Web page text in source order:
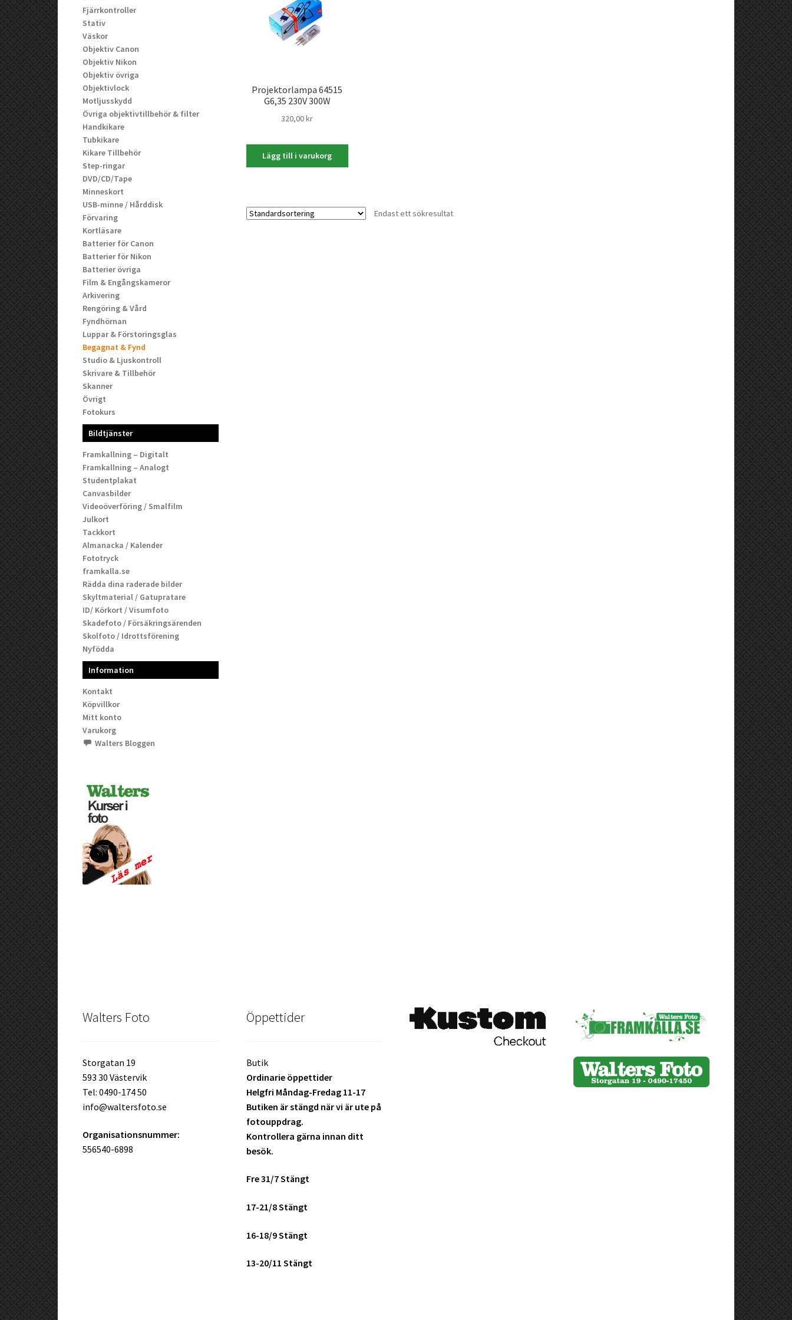
Projektorlampa 64515
G6,35 230V 300W
320,00kr
Lägg till i varukorg
Endast ett sökresultat
Fjärrkontroller
Stativ
Väskor
Objektiv Canon
Objektiv Nikon
Objektiv övriga
Objektivlock
Motljusskydd
Övriga objektivtillbehör & filter
Handkikare
Tubkikare
Kikare Tillbehör
Step-ringar
DVD/CD/Tape
Minneskort
USB-minne / Hårddisk
Förvaring
Kortläsare
Batterier för Canon
Batterier för Nikon
Batterier övriga
Film & Engångskameror
Arkivering
Rengöring & Vård
Fyndhörnan
Luppar & Förstoringsglas
Begagnat & Fynd
Studio & Ljuskontroll
Skrivare & Tillbehör
Skanner
Övrigt
Fotokurs
Bildtjänster
Framkallning – Digitalt
Framkallning – Analogt
Studentplakat
Canvasbilder
Videoöverföring / Smalfilm
Julkort
Tackkort
Almanacka / Kalender
Fototryck
framkalla.se
Rädda dina raderade bilder
Skyltmaterial / Gatupratare
ID/ Körkort / Visumfoto
Skadefoto / Försäkringsärenden
Skolfoto / Idrottsförening
Nyfödda
Information
Kontakt
Köpvillkor
Mitt konto
Varukorg
Walters Bloggen
Walters Foto
Storgatan 19
593 30 Västervik
Tel: 0490-174 50
info@waltersfoto.se
Organisationsnummer:
556540-6898
Öppettider
Butik
Ordinarie öppettider
Helgfri Måndag-Fredag 11-17
Butiken är stängd när vi är ute på
fotouppdrag.
Kontrollera gärna innan ditt
besök.
Fre 31/7 Stängt
17-21/8 Stängt
16-18/9 Stängt
13-20/11 Stängt